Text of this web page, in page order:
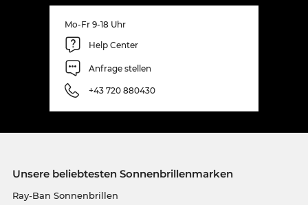
Mo-Fr 9-18 Uhr
Help Center
Anfrage stellen
+43 720 880430
Unsere beliebtesten Sonnenbrillenmarken
Ray-Ban Sonnenbrillen